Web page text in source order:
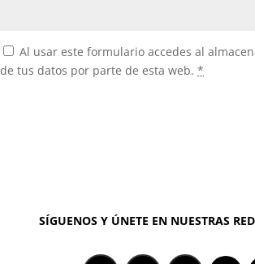
Al usar este formulario accedes al
de tus datos por parte de esta web. *
SÍGUENOS Y ÚNETE EN NUESTRAS